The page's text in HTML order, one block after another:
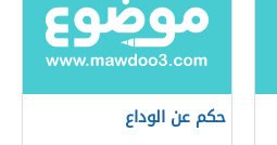
حكم عن الوداع